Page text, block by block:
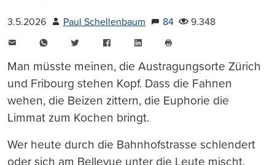
3.5.2026 Paul Schellenbaum 84
9.348
WhatsAppTwitter FacebookLinkedIn
Man müsste meinen, die Austragungsorte Zürich
und Fribourg stehen Kopf. Dass die Fahnen
wehen, die Beizen zittern, die Euphorie die
Limmat zum Kochen bringt.
Wer heute durch die Bahnhofstrasse schlendert
oder sich am Bellevue unter die Leute mischt,